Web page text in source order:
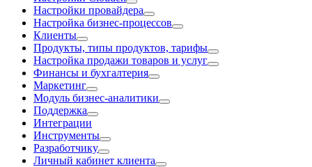
Настройки провайдера
Настройка бизнес-процессов
Клиенты
Продукты, типы продуктов, тарифы
Настройка продажи товаров и услуг
Финансы и бухгалтерия
Маркетинг
Модуль бизнес-аналитики
Поддержка
Интеграции
Инструменты
Разработчику
Личный кабинет клиента